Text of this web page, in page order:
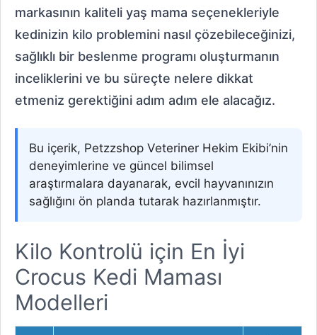
markasının kaliteli yaş mama seçenekleriyle
kedinizin kilo problemini nasıl çözebileceğinizi,
sağlıklı bir beslenme programı oluşturmanın
inceliklerini ve bu süreçte nelere dikkat
etmeniz gerektiğini adım adım ele alacağız.
Bu içerik, Petzzshop Veteriner Hekim Ekibi’nin
deneyimlerine ve güncel bilimsel
araştırmalara dayanarak, evcil hayvanınızın
sağlığını ön planda tutarak hazırlanmıştır.
Kilo Kontrolü için En İyi
Crocus Kedi Maması
Modelleri